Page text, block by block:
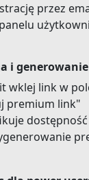
przez
i generowanie
wklej link w
premium link"